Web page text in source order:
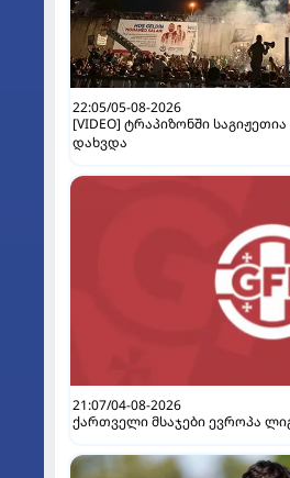
22:05/05-08-2026
[VIDEO] ტრაპიზონში
დახვდა
21:07/04-08-2026
ქართველი მსაჯები ევროპა